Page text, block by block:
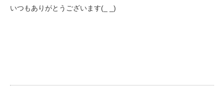
いつもありがとうございます(_ _)